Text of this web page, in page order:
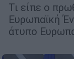
Τι είπε ο
Ευρωπαϊκή
άτυπο